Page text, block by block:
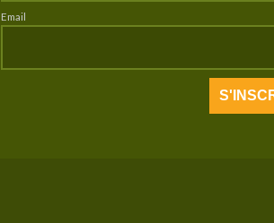
Email